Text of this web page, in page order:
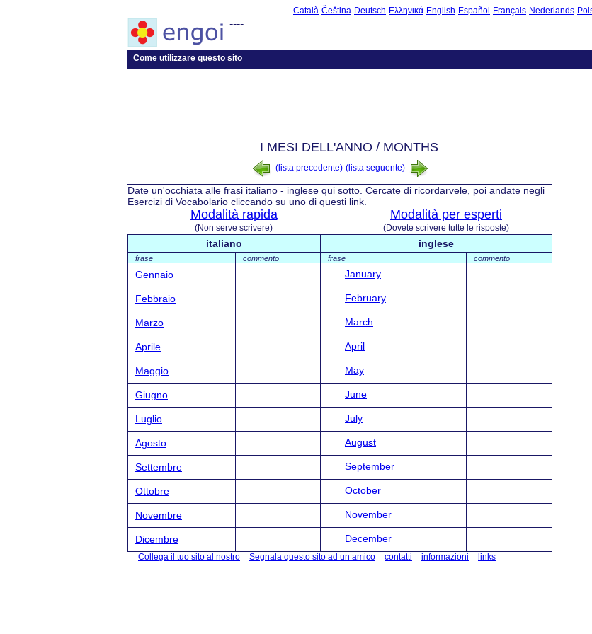
Català Čeština Deutsch Ελληνικά English Español Français Nederlands
----
Come utilizzare questo sito
I MESI DELL'ANNO / MONTHS
(lista precedente) (lista seguente)
Date un'occhiata alle frasi italiano - inglese qui sotto. Cercate di ricordarvele, poi andate negli
Esercizi di Vocabolario cliccando su uno di questi link.
Modalità rapida
(Non serve scrivere)
Modalità per esperti
(Dovete scrivere tutte le risposte)
italiano inglese
frase commento frase commento
Gennaio January
Febbraio February
Marzo March
Aprile April
Maggio May
Giugno June
Luglio July
Agosto August
Settembre September
Ottobre October
Novembre November
Dicembre December
Collega il tuo sito al nostro Segnala questo sito ad un amico contatti informazioni links